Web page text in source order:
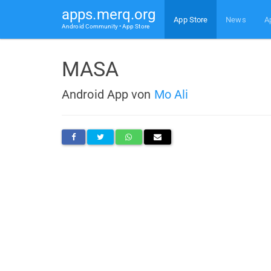
apps.merq.org
Android Community • App Store
App Store News
MASA
Android App von Mo Ali